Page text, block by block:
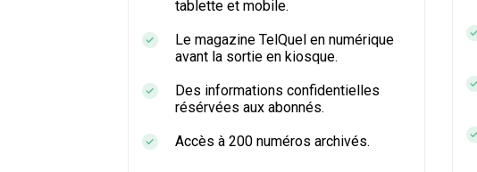
tablette et mobile.
Le magazine TelQuel en numérique
avant la sortie en kiosque.
Des informations confidentielles
résérvées aux abonnés.
Accès à 200 numéros archivés.